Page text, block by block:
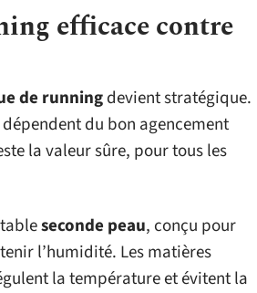
efficace contre
de runningdevient stratégique.
du bon agencement
la valeur sûre, pour tous les
seconde peau, conçu pour
l’humidité. Les matières
la température et évitent la